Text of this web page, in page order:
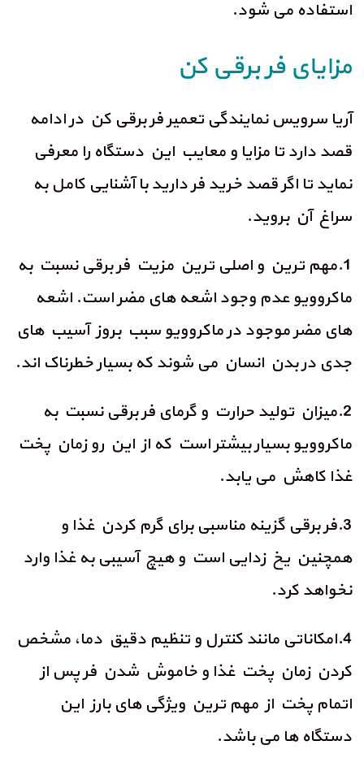
استفاده می شود.
مزایای فر برقی کن
آریا سرویس نمایندگی تعمیر فر برقی کن در ادامه
قصد دارد تا مزایا و معایب این دستگاه را معرفی
نماید تا اگر قصد خرید فر دارید با آشنایی کامل به
سراغ آن بروید.
1.مهم ترین و اصلی ترین مزیت فر برقی نسبت به
ماکروویو عدم وجود اشعه های مضر است. اشعه
های مضر موجود در ماکروویو سبب بروز آسیب های
جدی در بدن انسان می شوند که بسیار خطرناک اند.
2.میزان تولید حرارت و گرمای فر برقی نسبت به
ماکروویو بسیار بیشتر است که از این رو زمان پخت
غذا کاهش می یابد.
3.فر برقی گزینه مناسبی برای گرم کردن غذا و
همچنین یخ زدایی است و هیچ آسیبی به غذا وارد
نخواهد کرد.
4.امکاناتی مانند کنترل و تنظیم دقیق دما، مشخص
کردن زمان پخت غذا و خاموش شدن فر پس از
اتمام پخت از مهم ترین ویژگی های بارز این
دستگاه ها می باشد.